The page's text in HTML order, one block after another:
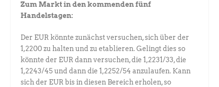
Zum Markt in den kommenden fünf
Handelstagen:
Der EUR könnte zunächst versuchen, sich über der
1,2200 zu halten und zu etablieren. Gelingt dies so
könnte der EUR dann versuchen, die 1,2231/33, die
1,2243/45 und dann die 1,2252/54 anzulaufen. Kann
sich der EUR bis in diesen Bereich erholen, so